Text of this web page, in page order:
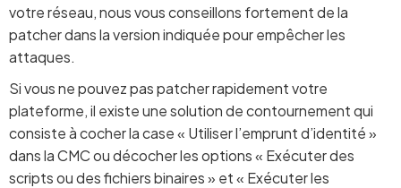
votre réseau, nous vous conseillons fortement de la
patcher dans la version indiquée pour empêcher les
attaques.
Si vous ne pouvez pas patcher rapidement votre
plateforme, il existe une solution de contournement qui
consiste à cocher la case « Utiliser l’emprunt d’identité »
dans la CMC ou décocher les options « Exécuter des
scripts ou des fichiers binaires » et « Exécuter les